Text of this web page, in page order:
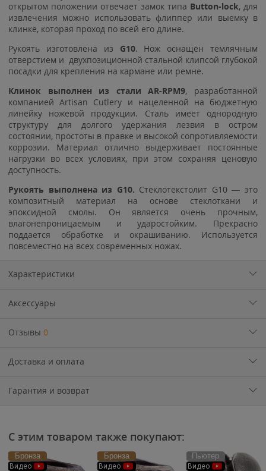
открытом положении отвечает замок типа Button-lock, для
извлечения можно использовать флиппер или выемку в
клинке, которая проход по всей его длине.
Рукоять изготовлена из G10. Нож оснащён темлячным
отверстием и двухпозиционной стальной клипсой глубокой
посадки для крепления на кармане или ремне.
Клинок выполнен из стали AR-RPM9, разработанной
компанией Artisan Cutlery и нацеленной на бюджетную
линейку ножевой продукции. Сталь имеет однородную
структуру для долгого удержания лезвия в остром
состоянии, простоты в правке и высокой сопротивляемости
коррозии. Материал отлично выдерживает постоянные
нагрузки во всех условиях, при этом сохраняя ценовую
доступность.
Рукоять выполнена из G10. Стеклотекстолит G10 — это
композитный материал на основе стеклоткани и
эпоксидной смолы. Он является очень прочным,
влагонепроницаемым и ударостойким. Прекрасно
поддается обработке и окрашиванию. Используется
повсеместно на всех современных ножах.
Характеристики
Аксессуары
Отзывы 0
Доставка и оплата
Гарантия и возврат
С этим товаром также покупают:
Бронза
Видео
Бронза
Видео
Пьютер
Видео